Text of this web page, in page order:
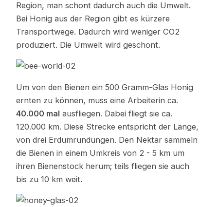
Region, man schont dadurch auch die Umwelt.
Bei Honig aus der Region gibt es kürzere
Transportwege. Dadurch wird weniger CO2
produziert. Die Umwelt wird geschont.
Um von den Bienen ein 500 Gramm-Glas Honig
ernten zu können, muss eine Arbeiterin ca.
40.000 mal ausfliegen. Dabei fliegt sie ca.
120.000 km. Diese Strecke entspricht der Länge,
von drei Erdumrundungen. Den Nektar sammeln
die Bienen in einem Umkreis von 2 - 5 km um
ihren Bienenstock herum; teils fliegen sie auch
bis zu 10 km weit.